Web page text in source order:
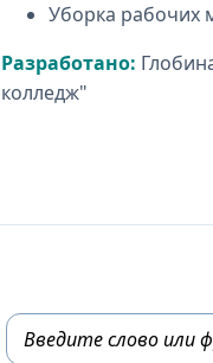
Уборка рабочих
Разработано:
колледж"